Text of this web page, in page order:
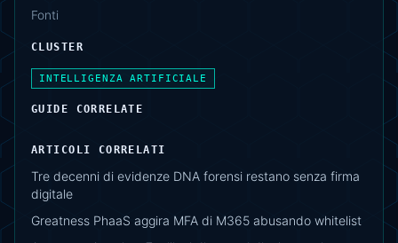
Fonti
CLUSTER
INTELLIGENZA ARTIFICIALE
GUIDE CORRELATE
ARTICOLI CORRELATI
Tre decenni di evidenze DNA forensi restano senza firma
digitale
Greatness PhaaS aggira MFA di M365 abusando whitelist